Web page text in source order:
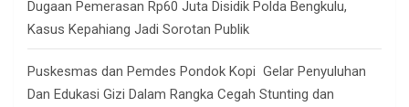
Dugaan Pemerasan Rp60 Juta Disidik Polda Bengkulu,
Kasus Kepahiang Jadi Sorotan Publik
Puskesmas dan Pemdes Pondok Kopi Gelar Penyuluhan
Dan Edukasi Gizi Dalam Rangka Cegah Stunting dan